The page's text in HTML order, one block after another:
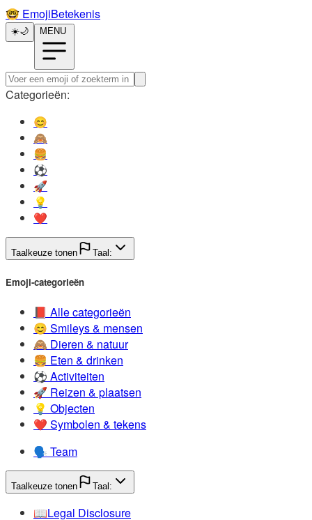
🤓️ EmojiBetekenis
☀️🌙 MENU
Categorieën:
😊️
🙈️
🍔️
⚽️
🚀️
💡️
❤️
Taalkeuze tonen Taal:
Emoji-categorieën
📕️ Alle categorieën
😊️ Smileys & mensen
🙈️ Dieren & natuur
🍔️ Eten & drinken
⚽️ Activiteiten
🚀️ Reizen & plaatsen
💡️ Objecten
❤️ Symbolen & tekens
🗣️ Team
Taalkeuze tonen Taal:
📖️Legal Disclosure